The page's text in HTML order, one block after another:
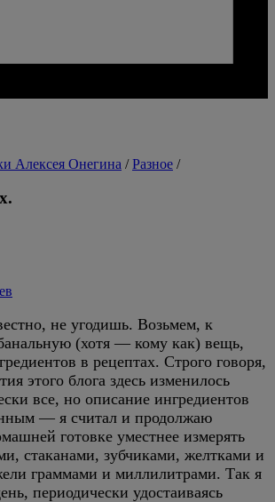
Алексея Онегина /Разное /
не угодишь. Возьмем, к
(хотя — кому как) вещь,
в рецептах. Строго говоря,
этого блога здесь изменилось
все, но описание ингредиентов
— я считал и продолжаю
готовке уместнее измерять
стаканами, зубчиками, желтками и
граммами и миллилитрами. Так я
периодически удостаиваясь